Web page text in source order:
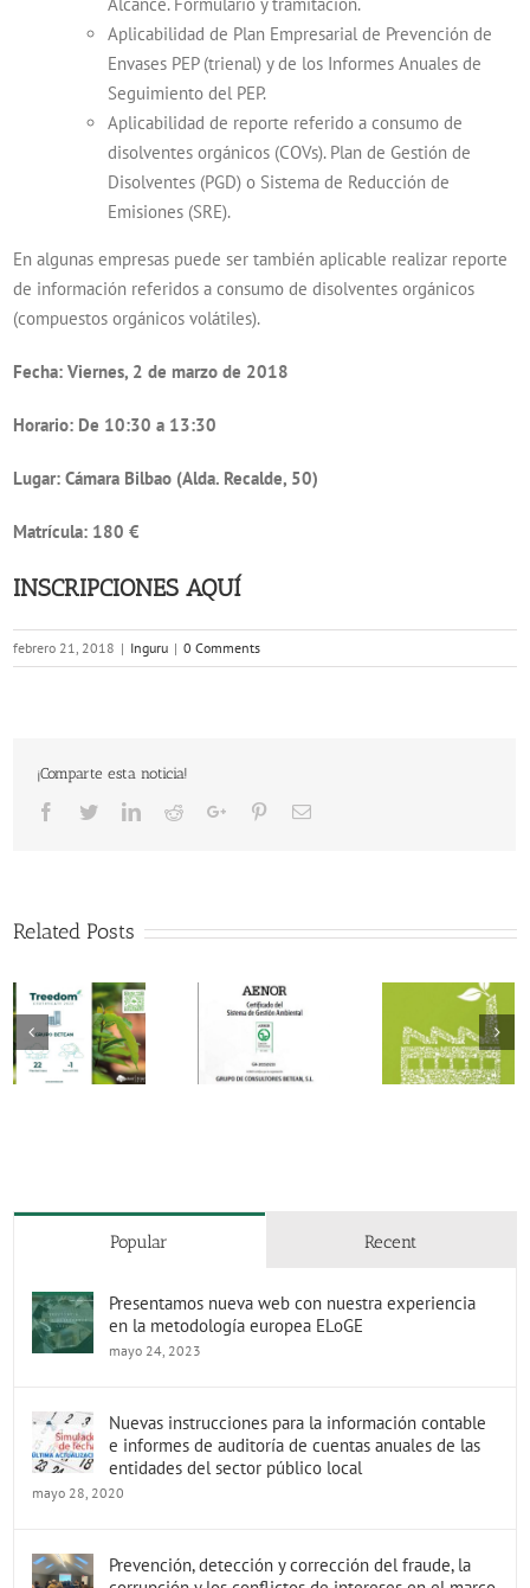
Aplicabilidad de Plan Empresarial de Prevención de
Envases PEP (trienal) y de los Informes Anuales de
Seguimiento del PEP.
Aplicabilidad de reporte referido a consumo de
disolventes orgánicos (COVs). Plan de Gestión de
Disolventes (PGD) o Sistema de Reducción de
Emisiones (SRE).
En algunas empresas puede ser también aplicable realizar reporte
de información referidos a consumo de disolventes orgánicos
(compuestos orgánicos volátiles).
Fecha:Viernes, 2 de marzo de 2018
Horario: De 10:30 a 13:30
Lugar:Cámara Bilbao (Alda. Recalde, 50)
Matrícula: 180 €
INSCRIPCIONESAQUÍ
febrero 21, 2018 | Inguru | 0 Comments
¡Comparte esta noticia!
Facebook
TwitterLinkedIn
RedditGoogle+PinterestEmail
Related Posts
El desempeño
ambiental de
Grupo Betean
obtiene nueva
Subvenciones
a empresas
realización de
inversiones
de las
en materia
residuos
Popular Recent
Presentamos nueva web con nuestra experiencia
en la metodología europea ELoGE
mayo 24, 2023
Nuevas instrucciones para la información contable
e informes de auditoría de cuentas anuales de las
entidades del sector público local
mayo 28, 2020
Prevención, detección y corrección del fraude, la